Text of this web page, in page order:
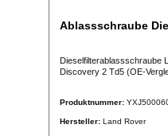
Ablassschraube
Dieselfilterablassschraube
Discovery 2 Td5 (OE-
Produktnummer:
Hersteller: Land Rover